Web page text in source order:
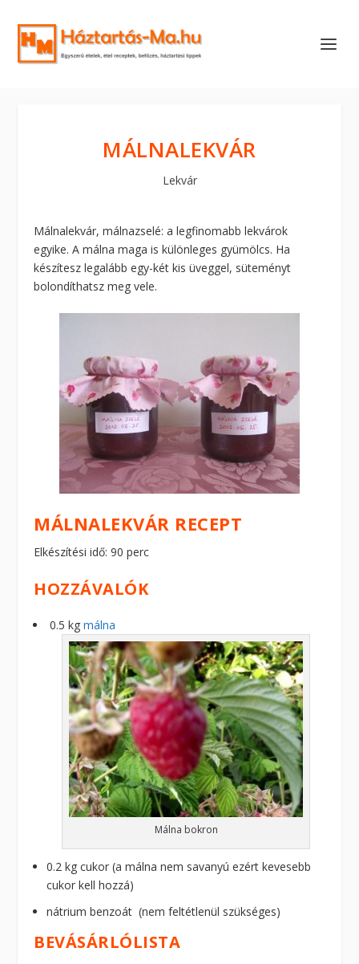
MÁLNALEKVÁR
Lekvár
Málnalekvár, málnazselé: a legfinomabb lekvárok
egyike. A málna maga is különleges gyümölcs. Ha
készítesz legalább egy-két kis üveggel, süteményt
bolondíthatsz meg vele.
MÁLNALEKVÁR RECEPT
Elkészítési idő: 90 perc
HOZZÁVALÓK
0.5 kgmálna
Málna bokron
0.2 kg cukor (a málna nem savanyú ezért kevesebb
cukor kell hozzá)
nátrium benzoát (nem feltétlenül szükséges)
BEVÁSÁRLÓLISTA